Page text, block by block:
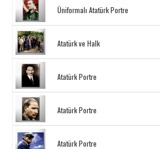
Üniformalı Atatürk Portre
Atatürk ve Halk
Atatürk Portre
Atatürk Portre
Atatürk Portre